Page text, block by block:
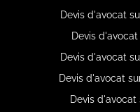
Devis d'avocat
Devis
Devis d'avocat
Devis d'avocat
Devis